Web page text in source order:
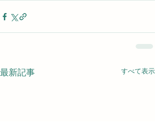
最新記事 すべて表示